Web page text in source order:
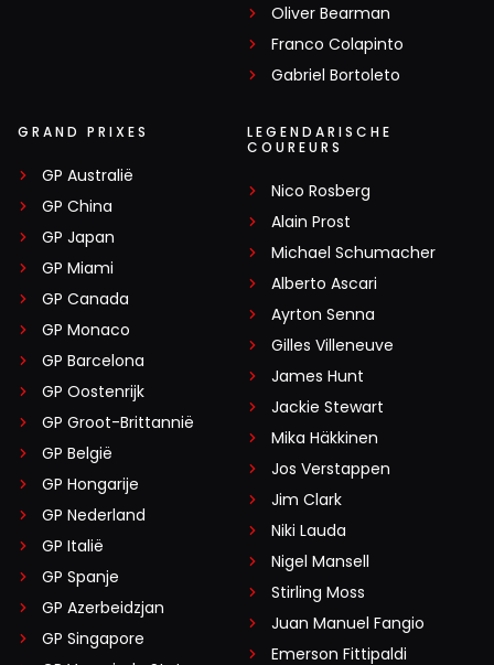
Oliver Bearman
Franco Colapinto
Gabriel Bortoleto
GRAND PRIXES
GP Australië
GP China
GP Japan
GP Miami
GP Canada
GP Monaco
GP Barcelona
GP Oostenrijk
GP Groot-Brittannië
GP België
GP Hongarije
GP Nederland
GP Italië
GP Spanje
GP Azerbeidzjan
GP Singapore
LEGENDARISCHE
COUREURS
Nico Rosberg
Alain Prost
Michael Schumacher
Alberto Ascari
Ayrton Senna
Gilles Villeneuve
James Hunt
Jackie Stewart
Mika Häkkinen
Jos Verstappen
Jim Clark
Niki Lauda
Nigel Mansell
Stirling Moss
Juan Manuel Fangio
Emerson Fittipaldi